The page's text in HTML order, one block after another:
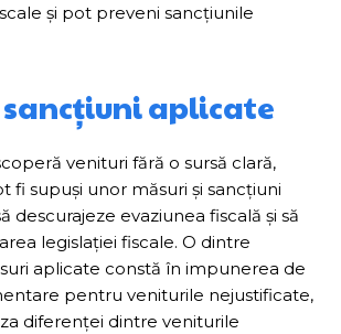
și pot preveni sancțiunile
sancțiuni aplicate
venituri fără o sursă clară,
fi supuși unor măsuri și sancțiuni
descurajeze evaziunea fiscală și să
legislației fiscale. O dintre
aplicate constă în impunerea de
pentru veniturile nejustificate,
diferenței dintre veniturile